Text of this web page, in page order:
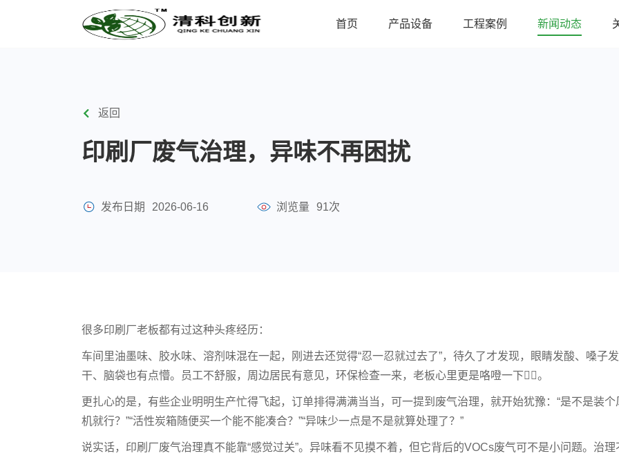
首页 产品设备 工程案例 新闻动态
返回
印刷厂废气治理，异味不再困扰
发布日期 2026-06-16 浏览量 91次
很多印刷厂老板都有过这种头疼经历：
车间里油墨味、胶水味、溶剂味混在一起，刚进去还觉得“忍一忍就过去了”，待久了才发现，眼睛发酸、嗓子发
干、脑袋也有点懵。员工不舒服，周边居民有意见，环保检查一来，老板心里更是咯噔一下😵‍💫。
更扎心的是，有些企业明明生产忙得飞起，订单排得满满当当，可一提到废气治理，就开始犹豫：“是不是装个
机就行？”“活性炭箱随便买一个能不能凑合？”“异味少一点是不是就算处理了？”
说实话，印刷厂废气治理真不能靠“感觉过关”。异味看不见摸不着，但它背后的VOCs废气可不是小问题。治理